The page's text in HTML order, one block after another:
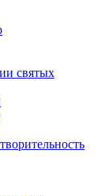
святых